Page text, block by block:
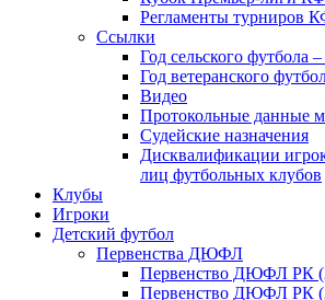
Регламенты турниров
Ссылки
Год сельского футбола –
Год ветеранского
Видео
Протокольные данные
Судейские назначения
Дисквалификации
лиц футбольных клубов
Клубы
Игроки
Детский футбол
Первенства ДЮФЛ
Первенство ДЮФЛ РК
Первенство ДЮФЛ РК